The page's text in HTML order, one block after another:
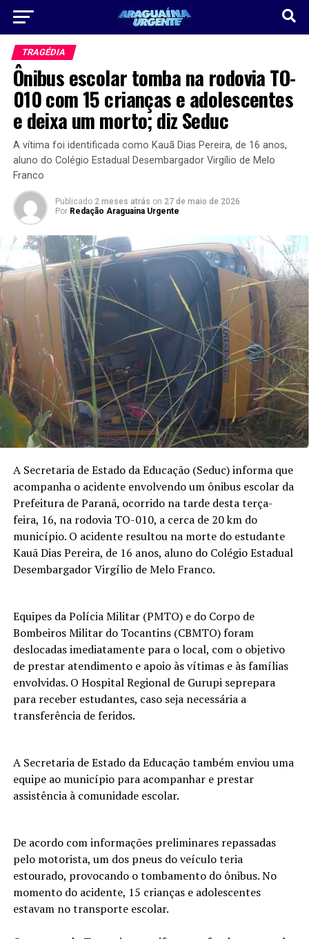
TRAGÉDIA
Ônibus escolar tomba na rodovia TO-
010 com 15 crianças e adolescentes
e deixa um morto; diz Seduc
A vítima foi identificada como Kauã Dias Pereira, de 16 anos,
aluno do Colégio Estadual Desembargador Virgílio de Melo
Franco
Publicado 2 meses atrás on 27 de maio de 2026
Por Redação Araguaina Urgente
A Secretaria de Estado da Educação (Seduc) informa que
acompanha o acidente envolvendo um ônibus escolar da
Prefeitura de Paranã, ocorrido na tarde desta terça-
feira, 16, na rodovia TO-010, a cerca de 20 km do
município. O acidente resultou na morte do estudante
Kauã Dias Pereira, de 16 anos, aluno do Colégio Estadual
Desembargador Virgílio de Melo Franco.
Equipes da Polícia Militar (PMTO) e do Corpo de
Bombeiros Militar do Tocantins (CBMTO) foram
deslocadas imediatamente para o local, com o objetivo
de prestar atendimento e apoio às vítimas e às famílias
envolvidas. O Hospital Regional de Gurupi seprepara
para receber estudantes, caso seja necessária a
transferência de feridos.
A Secretaria de Estado da Educação também enviou uma
equipe ao município para acompanhar e prestar
assistência à comunidade escolar.
De acordo com informações preliminares repassadas
pelo motorista, um dos pneus do veículo teria
estourado, provocando o tombamento do ônibus. No
momento do acidente, 15 crianças e adolescentes
estavam no transporte escolar.